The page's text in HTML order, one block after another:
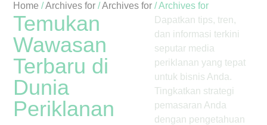
Home /Archives for /Archives for /Archives for
Temukan
Wawasan
Terbaru di
Dunia
Periklanan
Dapatkan tips, tren,
dan informasi terkini
seputar media
periklanan yang tepat
untuk bisnis Anda.
Tingkatkan strategi
pemasaran Anda
dengan pengetahuan